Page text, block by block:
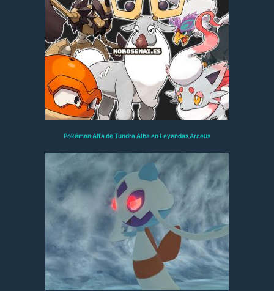
Pokémon Alfa de Tundra Alba en Leyendas Arceus